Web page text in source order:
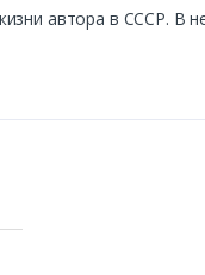
автора в СССР. В